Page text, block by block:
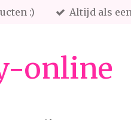
:) Altijd als
online